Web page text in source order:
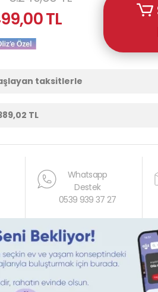
TL
Sepete
taksitlerle
TL
Whatsapp
Destek
0539 939 37 27